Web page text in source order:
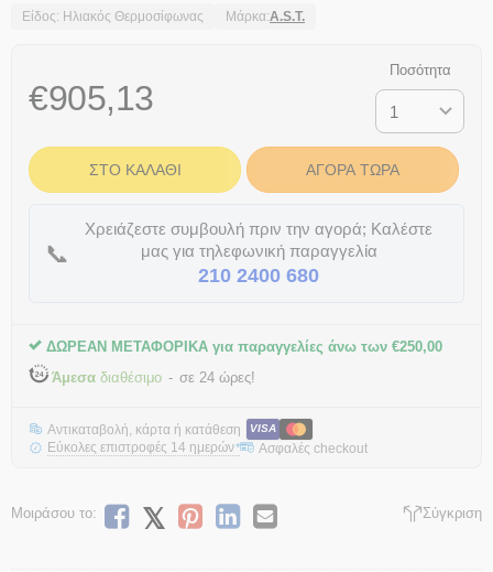
Είδος: Ηλιακός Θερμοσίφωνας Μάρκα:A.S.T.
€905,13
Ποσότητα
ΣΤΟ ΚΑΛΆΘΙ ΑΓΟΡΆ ΤΏΡΑ
📞
Χρειάζεστε συμβουλή πριν την αγορά; Καλέστε
μας για τηλεφωνική παραγγελία
210 2400 680
ΔΩΡΕΑΝ ΜΕΤΑΦΟΡΙΚΑ για παραγγελίες άνω των €250,00
Άμεσα διαθέσιμο σε 24 ώρες!
Αντικαταβολή, κάρτα ή κατάθεση VISA
Εύκολες επιστροφές 14 ημερών* Ασφαλές checkout
Μοιράσου το: Σύγκριση